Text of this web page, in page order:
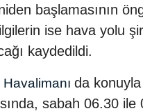
başlamasının
ise hava yolu
kaydedildi.
Havalimanı da konuyla
sabah 06.30 ile